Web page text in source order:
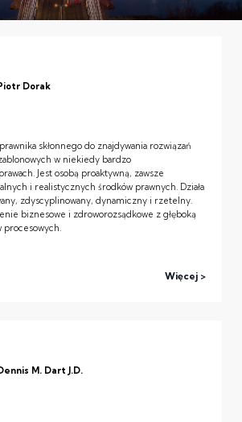
Dorak
skłonnego do znajdywania rozwiązań
w niekiedy bardzo
Jest osobą proaktywną, zawsze
i realistycznych środków prawnych. Działa
zdyscyplinowany, dynamiczny i rzetelny.
biznesowe i zdroworozsądkowe z głęboką
procesowych.
Więcej
M. Dart J.D.